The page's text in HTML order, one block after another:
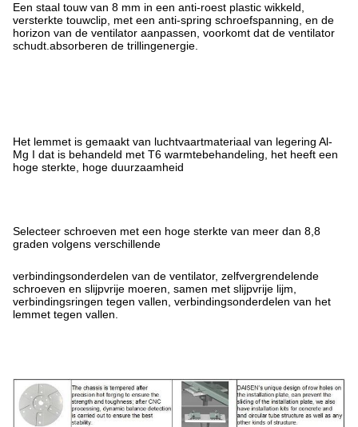
Een staal touw van 8 mm in een anti-roest plastic wikkeld,
versterkte touwclip, met een anti-spring schroefspanning, en de
horizon van de ventilator aanpassen, voorkomt dat de ventilator
schudt.absorberen de trillingenergie.
Het lemmet is gemaakt van luchtvaartmateriaal van legering Al-
Mg I dat is behandeld met T6 warmtebehandeling, het heeft een
hoge sterkte, hoge duurzaamheid
Selecteer schroeven met een hoge sterkte van meer dan 8,8
graden volgens verschillende
verbindingsonderdelen van de ventilator, zelfvergrendelende
schroeven en slijpvrije moeren, samen met slijpvrije lijm,
verbindingsringen tegen vallen, verbindingsonderdelen van het
lemmet tegen vallen.